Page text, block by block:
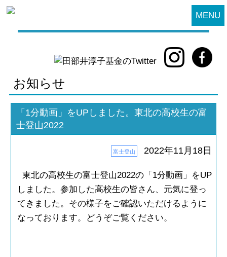
MENU
お知らせ
「1分動画」をUPしました。東北の高校生の富
士登山2022
富士登山 2022年11月18日
東北の高校生の富士登山2022の「1分動画」をUP
しました。参加した高校生の皆さん、元気に登っ
てきました。その様子をご確認いただけるように
なっております。どうぞご覧ください。